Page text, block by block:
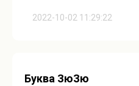
2022-10-02 11:29:22
Буква ЗюЗю